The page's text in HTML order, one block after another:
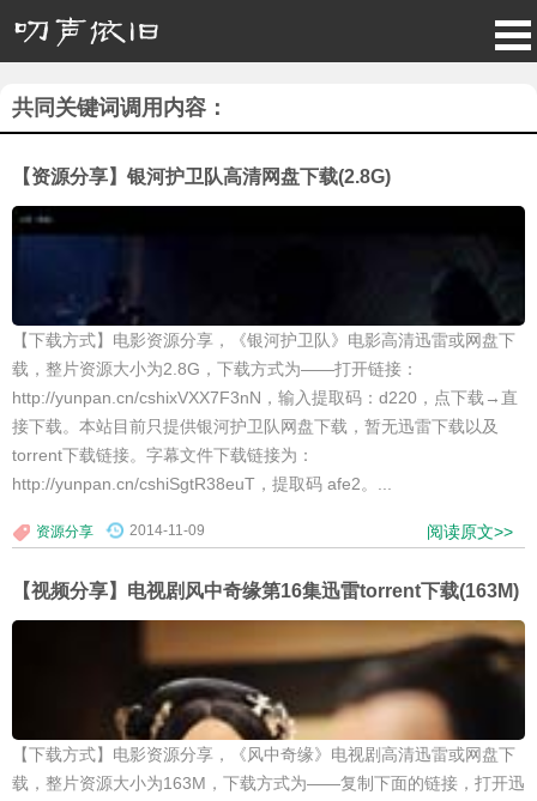
共同关键词调用内容：
【资源分享】银河护卫队高清网盘下载(2.8G)
【下载方式】电影资源分享，《银河护卫队》电影高清迅雷或网盘下
载，整片资源大小为2.8G，下载方式为——打开链接：
http://yunpan.cn/cshixVXX7F3nN，输入提取码：d220，点下载→直
接下载。本站目前只提供银河护卫队网盘下载，暂无迅雷下载以及
torrent下载链接。字幕文件下载链接为：
http://yunpan.cn/cshiSgtR38euT，提取码 afe2。...
资源分享 2014-11-09 阅读原文>>
【视频分享】电视剧风中奇缘第16集迅雷torrent下载(163M)
【下载方式】电影资源分享，《风中奇缘》电视剧高清迅雷或网盘下
载，整片资源大小为163M，下载方式为——复制下面的链接，打开迅